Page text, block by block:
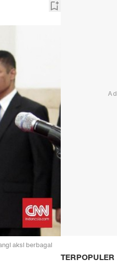
aksi berbagai
TERPOPULER